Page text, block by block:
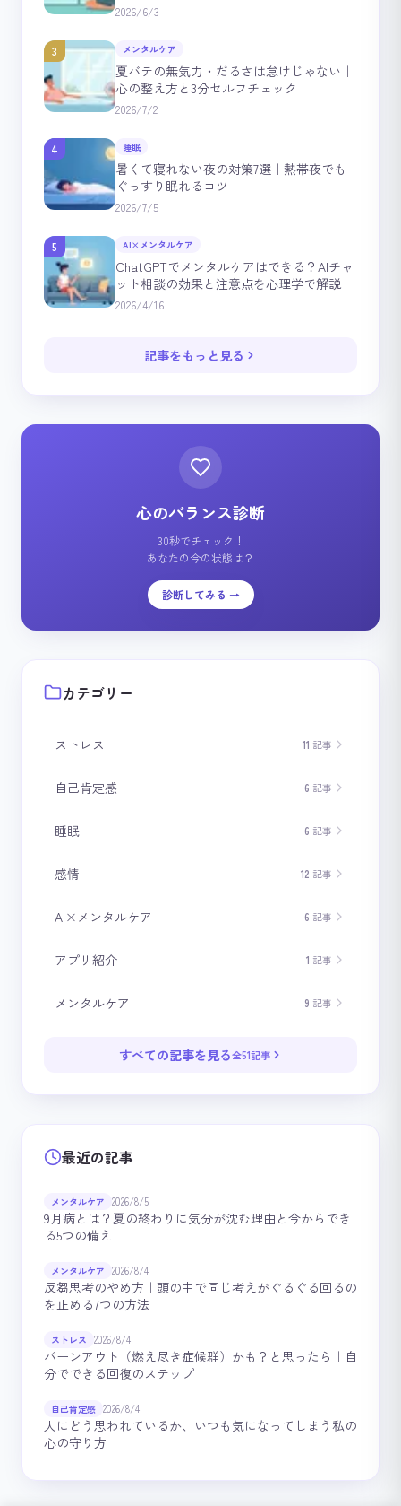
2026/6/3
3 メンタルケア
夏バテの無気力・だるさは怠けじゃない｜
心の整え方と3分セルフチェック
2026/7/2
4 睡眠
暑くて寝れない夜の対策7選｜熱帯夜でも
ぐっすり眠れるコツ
2026/7/5
5 AI×メンタルケア
ChatGPTでメンタルケアはできる？AIチャ
ット相談の効果と注意点を心理学で解説
2026/4/16
記事をもっと見る
心のバランス診断
30秒でチェック！
あなたの今の状態は？
診断してみる →
カテゴリー
ストレス 11 記事
自己肯定感 6 記事
睡眠 6 記事
感情 12 記事
AI×メンタルケア 6 記事
アプリ紹介 1 記事
メンタルケア 9 記事
すべての記事を見る全51記事
最近の記事
メンタルケア 2026/8/5
9月病とは？夏の終わりに気分が沈む理由と今からでき
る5つの備え
メンタルケア 2026/8/4
反芻思考のやめ方｜頭の中で同じ考えがぐるぐる回るの
を止める7つの方法
ストレス 2026/8/4
バーンアウト（燃え尽き症候群）かも？と思ったら｜自
分でできる回復のステップ
自己肯定感 2026/8/4
人にどう思われているか、いつも気になってしまう私の
心の守り方